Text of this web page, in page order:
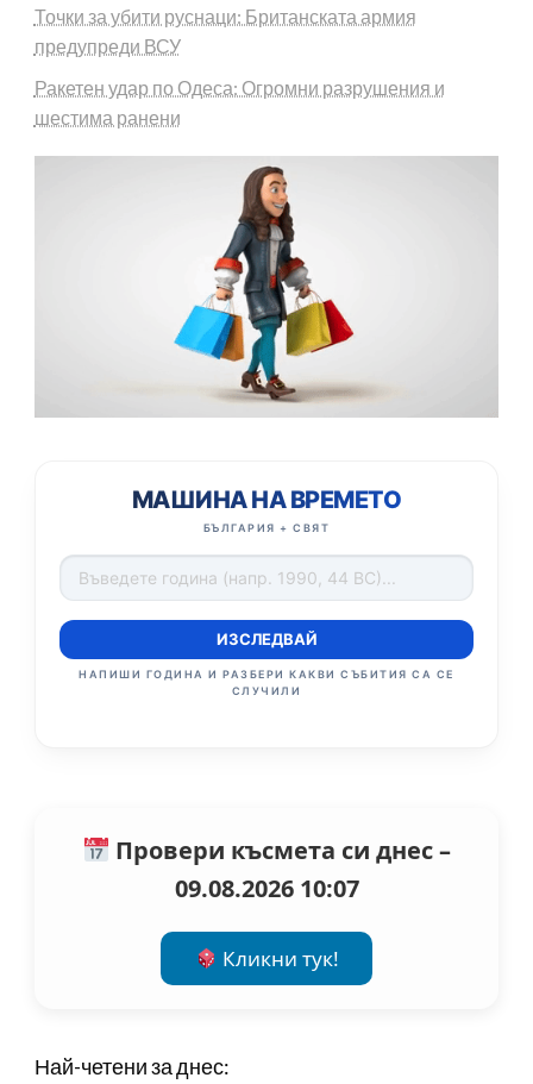
Точки за убити руснаци: Британската армия
предупреди ВСУ
Ракетен удар по Одеса: Огромни разрушения и
шестима ранени
МАШИНА НА ВРЕМЕТО
БЪЛГАРИЯ + СВЯТ
ИЗСЛЕДВАЙ
НАПИШИ ГОДИНА И РАЗБЕРИ КАКВИ СЪБИТИЯ СА СЕ
СЛУЧИЛИ
Провери късмета си днес –
09.08.2026 10:07
Кликни тук!
Най-четени за днес: